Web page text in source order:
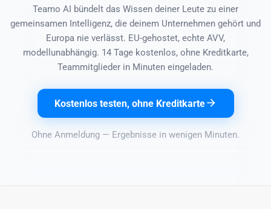
Teamo AI bündelt das Wissen deiner Leute zu einer
gemeinsamen Intelligenz, die deinem Unternehmen gehört und
Europa nie verlässt. EU-gehostet, echte AVV,
modellunabhängig. 14 Tage kostenlos, ohne Kreditkarte,
Teammitglieder in Minuten eingeladen.
Kostenlos testen, ohne Kreditkarte
Ohne Anmeldung — Ergebnisse in wenigen Minuten.